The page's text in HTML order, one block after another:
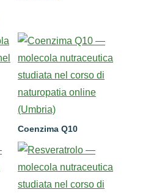
Coenzima Q10